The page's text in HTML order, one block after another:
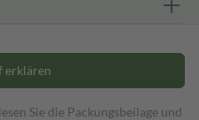
erklären
Sie die Packungsbeilage und